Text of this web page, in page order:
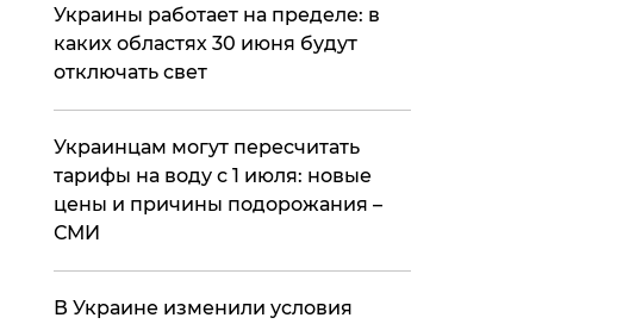
Украины работает на пределе: в
каких областях 30 июня будут
отключать свет
Украинцам могут пересчитать
тарифы на воду с 1 июля: новые
цены и причины подорожания –
СМИ
В Украине изменили условия